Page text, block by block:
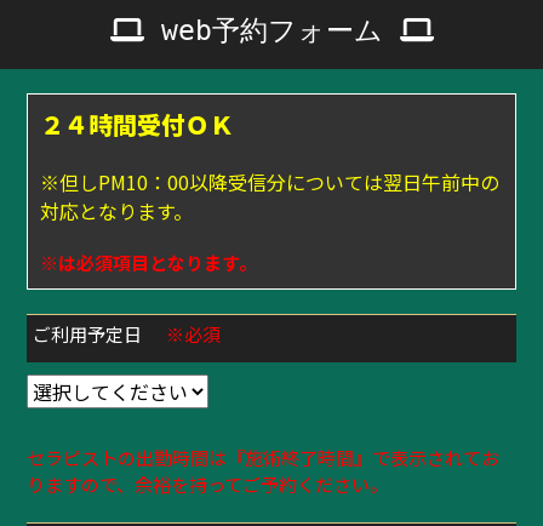
web予約フォーム
２４時間受付ＯＫ
※但しPM10：00以降受信分については翌日午前中の
対応となります。
※は必須項目となります。
ご利用予定日 ※必須
セラピストの出勤時間は『施術終了時間』で表示されてお
りますので、余裕を持ってご予約ください。